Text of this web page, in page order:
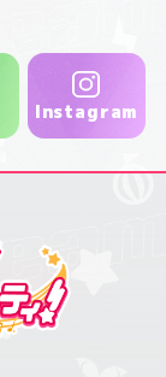
Instagram